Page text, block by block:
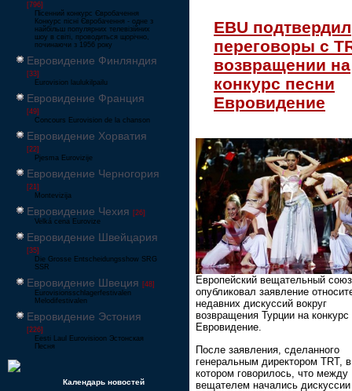
[796]
Пісенний конкурс Євробачення
Конкурс пісні Євробачення - одне з
найбільш популярних телевізійних
шоу в світі, проводиться щорічно,
починаючи з 1956 року
Евровидение Финляндия
[33]
Eurovision laulukilpailu
Евровидение Франция
[49]
Concours Eurovision de la chanson
Евровидение Хорватия
[22]
Pjesma Eurovizije
Евровидение Черногория
[21]
Montevizija
Евровидение Чехия [26]
Velká cena Eurovize
Евровидение Швейцария
[35]
Die Grosse Entscheidungsshow SRG
SSR
Евровидение Швеция [48]
Eurovisionsschlagerfestivalen
Melodifestivalen
Евровидение Эстония
[226]
Eesti Laul Eurovisioon Эстонская
Песня
Календарь новостей
EBU подтвердил
переговоры с
возвращении на
конкурс песни
Евровидение
Европейский вещательный союз
опубликовал заявление
недавних дискуссий вокруг
возвращения Турции на конкурс
Евровидение.
После заявления, сделанного
генеральным директором TRT, в
котором говорилось, что между
вещателем начались дискуссии